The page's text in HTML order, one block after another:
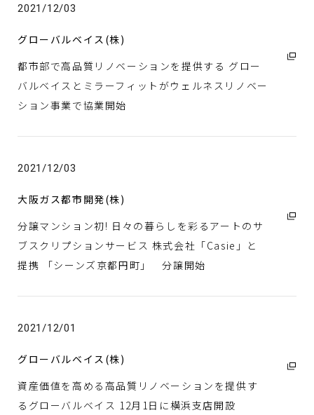
2021/12/03
グローバルベイス(株)
都市部で高品質リノベーションを提供する グロー
バルベイスとミラーフィットがウェルネスリノベー
ション事業で協業開始
2021/12/03
大阪ガス都市開発(株)
分譲マンション初! 日々の暮らしを彩るアートのサ
ブスクリプションサービス 株式会社「Casie」と
提携 「シーンズ京都円町」 分譲開始
2021/12/01
グローバルベイス(株)
資産価値を高める高品質リノベーションを提供す
るグローバルベイス 12月1日に横浜支店開設